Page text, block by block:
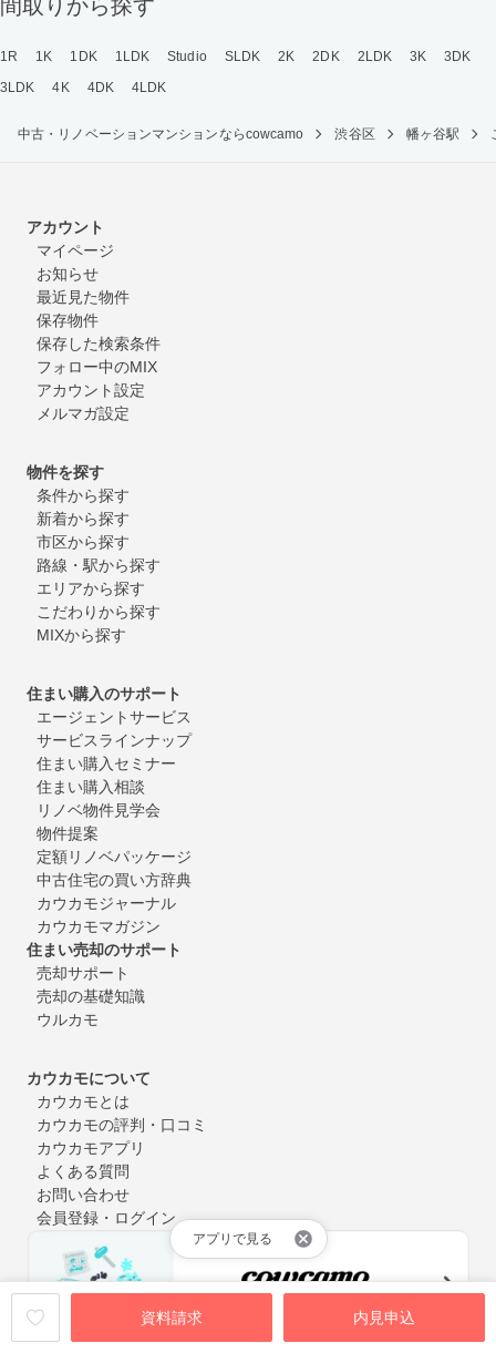
資料請求 内見申込
アプリで見る
間取りから探す
1R 1K 1DK 1LDK Studio SLDK 2K 2DK 2LDK 3K
3DK
3LDK
4K 4DK 4LDK
中古・リノベーションマンションならcowcamo 渋谷区 幡ヶ谷駅
アカウント
マイページ
お知らせ
最近見た物件
保存物件
保存した検索条件
フォロー中のMIX
アカウント設定
メルマガ設定
物件を探す
条件から探す
新着から探す
市区から探す
路線・駅から探す
エリアから探す
こだわりから探す
MIXから探す
住まい購入のサポート
エージェントサービス
サービスラインナップ
住まい購入セミナー
住まい購入相談
リノベ物件見学会
物件提案
定額リノベパッケージ
中古住宅の買い方辞典
カウカモジャーナル
カウカモマガジン
住まい売却のサポート
売却サポート
売却の基礎知識
ウルカモ
カウカモについて
カウカモとは
カウカモの評判・口コミ
カウカモアプリ
よくある質問
お問い合わせ
会員登録・ログイン